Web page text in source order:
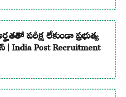
పరీక్ష లేకుండా ప్రభుత్వ
Post Recruitment